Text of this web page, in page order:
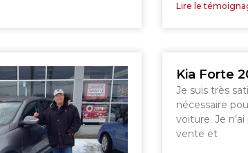
Lire le
Kia Forte
Je suis très
nécessaire
voiture. Je
vente et